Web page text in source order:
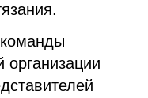
организации